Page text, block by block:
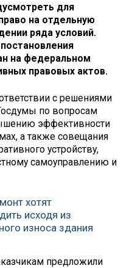
для
на отдельную
ряда условий.
на федеральном
правовых актов.
с решениями
по вопросам
эффективности
а также совещания
устройству,
самоуправлению и
хотят
исходя из
износа здания
предложили